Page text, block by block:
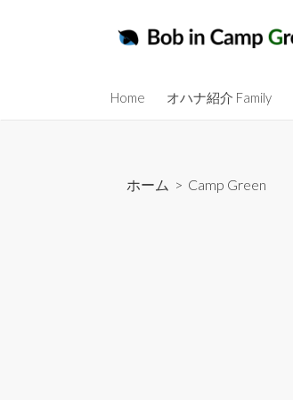
へ
Home オハナ紹介 Family
ホーム > Camp Green